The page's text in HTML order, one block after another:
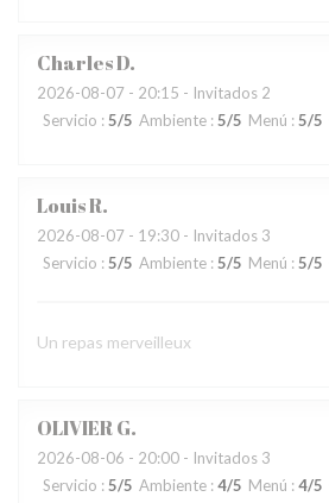
CharlesD
2026-08-07 - 20:15 - Invitados 2
Servicio : 5/5 Ambiente : 5/5 Menú : 5/5
LouisR
2026-08-07 - 19:30 - Invitados 3
Servicio : 5/5 Ambiente : 5/5 Menú : 5/5
Un repas merveilleux
OLIVIERG
2026-08-06 - 20:00 - Invitados 3
Servicio : 5/5 Ambiente : 4/5 Menú : 4/5